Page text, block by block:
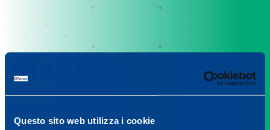
Questo sito web utilizza i cookie
STAMPA